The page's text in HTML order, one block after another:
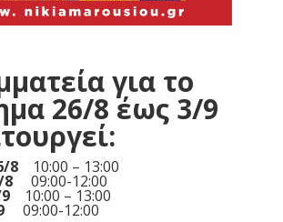
για το
26/8 έως 3/9
810:00 – 13:00
809:00-12:00
10:00 – 13:00
09:00-12:00